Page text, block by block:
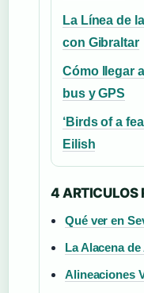
La Línea de
con Gibraltar
Cómo llegar
bus y GPS
‘Birds of a
Eilish
4 ARTICULOS
Qué ver en
La Alacena
Alineaciones